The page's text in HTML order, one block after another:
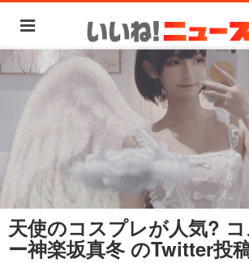
天使のコスプレが人気?
ー神楽坂真冬 のTwitter投稿